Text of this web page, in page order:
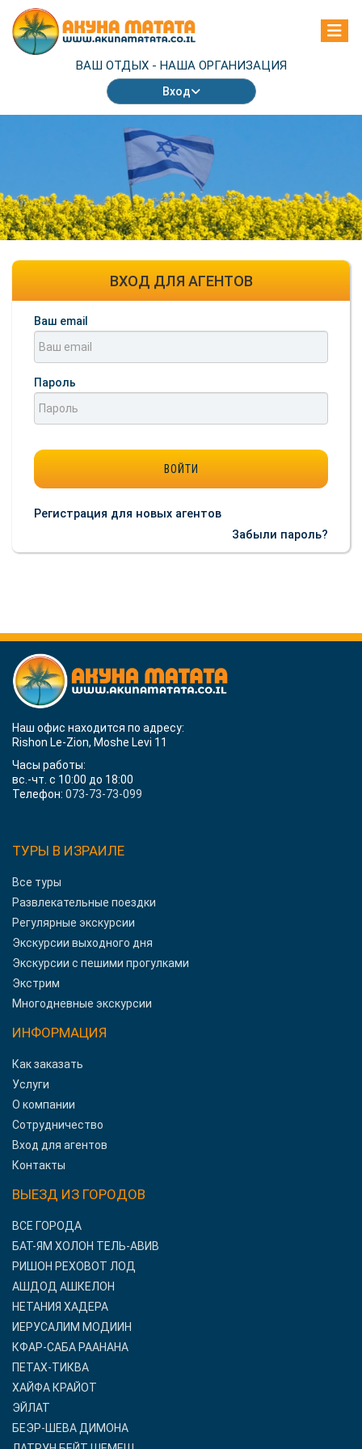
ВАШ ОТДЫХ - НАША ОРГАНИЗАЦИЯ
Вход
ВХОД ДЛЯ АГЕНТОВ
Ваш email
Пароль
Регистрация для новых агентов
Забыли пароль?
Наш офис находится по адресу:
Rishon Le-Zion, Moshe Levi 11
Часы работы:
вс.-чт. с 10:00 до 18:00
Телефон: 073-73-73-099
ТУРЫ В ИЗРАИЛЕ
Все туры
Развлекательные поездки
Регулярные экскурсии
Экскурсии выходного дня
Экскурсии с пешими прогулками
Экстрим
Многодневные экскурсии
ИНФОРМАЦИЯ
Как заказать
Услуги
О компании
Сотрудничество
Вход для агентов
Контакты
ВЫЕЗД ИЗ ГОРОДОВ
ВСЕ ГОРОДА
БАТ-ЯМ ХОЛОН ТЕЛЬ-АВИВ
РИШОН РЕХОВОТ ЛОД
АШДОД АШКЕЛОН
НЕТАНИЯ ХАДЕРА
ИЕРУСАЛИМ МОДИИН
КФАР-САБА РААНАНА
ПЕТАХ-ТИКВА
ХАЙФА КРАЙОТ
ЭЙЛАТ
БЕЭР-ШЕВА ДИМОНА